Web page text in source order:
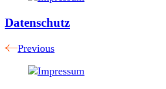
Datenschutz
Previous